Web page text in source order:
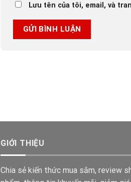
Lưu tên của tôi, email, và
GIỚI THIỆU
Chia sẻ kiến thức mua sắm, review